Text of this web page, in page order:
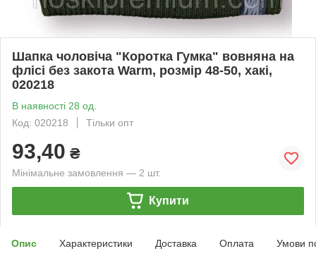
Шапка чоловіча "Коротка Гумка" вовняна на
флісі без закота Warm, розмір 48-50, хакі,
020218
В наявності 28 од.
Код: 020218
Тільки опт
93,40 ₴
Мінімальне замовлення — 2 шт.
Купити
Опис Характеристики Доставка Оплата Умови